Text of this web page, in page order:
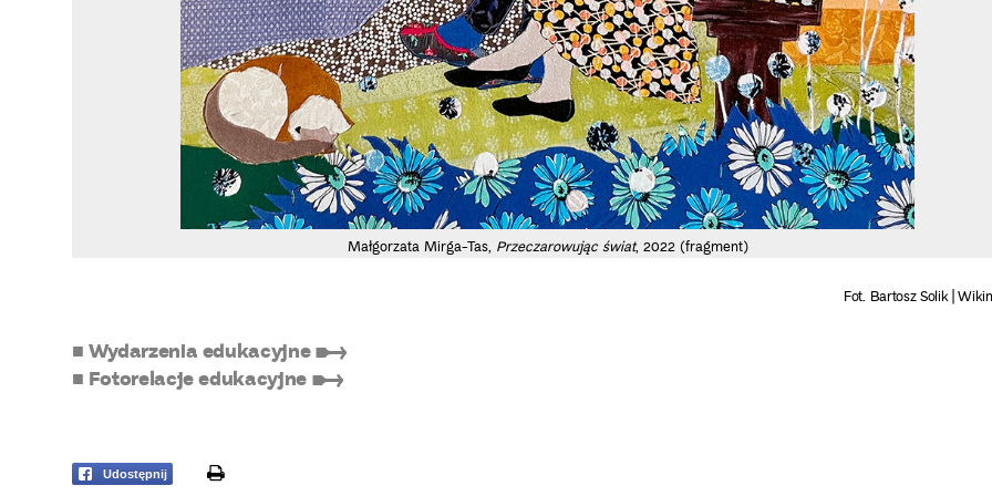
Małgorzata Mirga-Tas, Przeczarowując świat, 2022 (fragment)
Fot. Bartosz Solik |
■ Wydarzenia edukacyjne ➸
■ Fotorelacje edukacyjne ➸
Udostępnij print